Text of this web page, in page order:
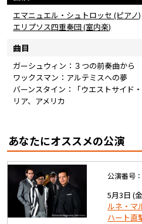
エマニュエル・シュトロッセ (ピアノ)
エリプソス四重奏団 (室内楽)
曲目
ガーシュウィン：３つの前奏曲から
ワックスマン：アルテミスへの夢
バーンスタイン：「ウエストサイド
リア、アメリカ
あなたにオススメの公演
公演番号：
5月3日 (
ルネ・マ
ハート直